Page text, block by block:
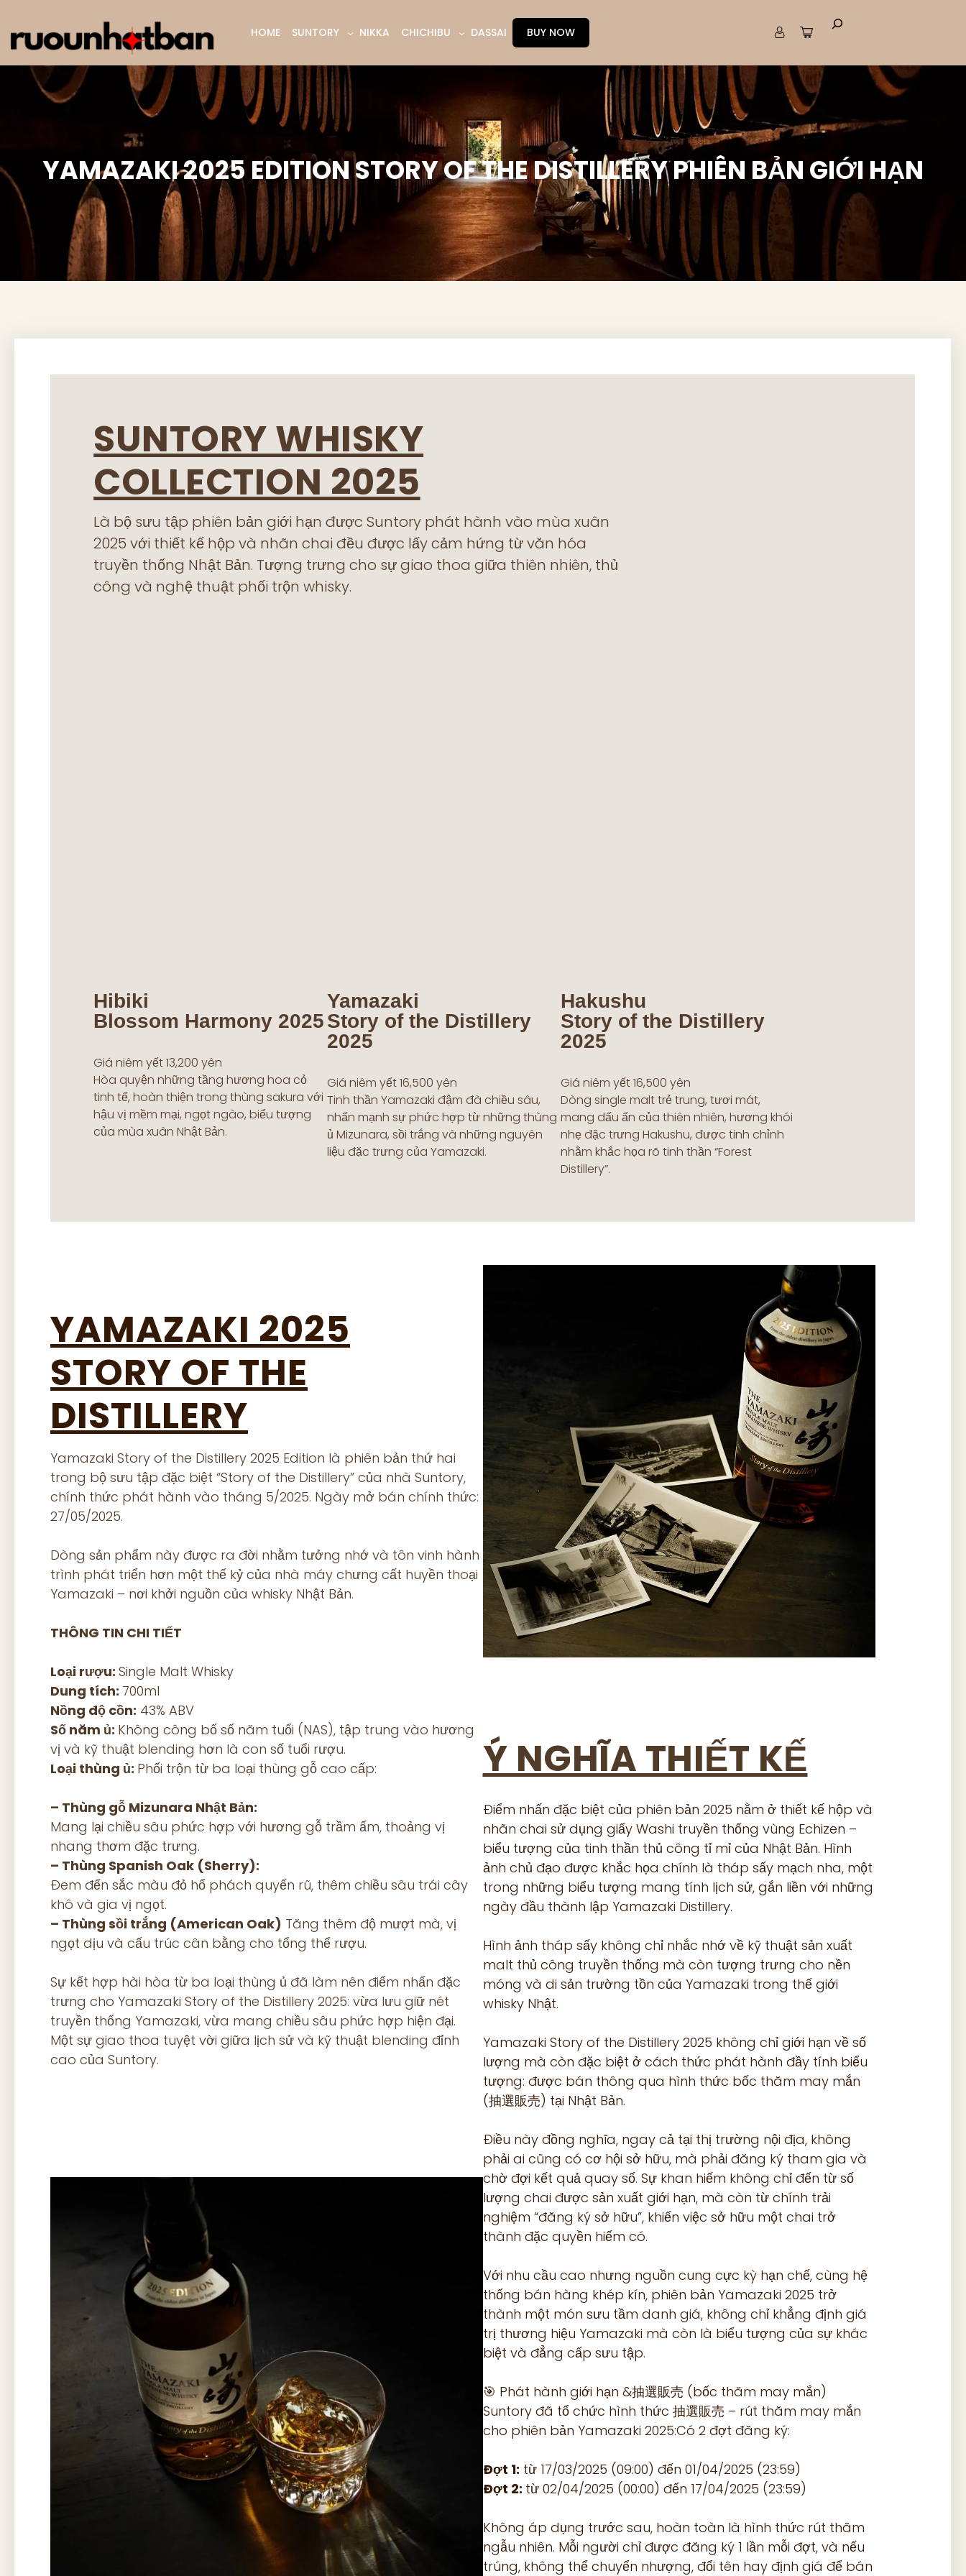
HOME SUNTORY NIKKA CHICHIBU DASSAI BUY NOW
YAMAZAKI 2025 EDITION STORY OF THE DISTILLERY PHIÊN BẢN GIỚI HẠN
SUNTORY WHISKY
COLLECTION 2025
Là bộ sưu tập phiên bản giới hạn được Suntory phát hành vào mùa xuân
2025 với thiết kế hộp và nhãn chai đều được lấy cảm hứng từ văn hóa
truyền thống Nhật Bản. Tượng trưng cho sự giao thoa giữa thiên nhiên, thủ
công và nghệ thuật phối trộn whisky.
Hibiki
Blossom Harmony 2025
Giá niêm yết 13,200 yên
Hòa quyện những tầng hương hoa cỏ
tinh tế, hoàn thiện trong thùng sakura với
hậu vị mềm mại, ngọt ngào, biểu tượng
của mùa xuân Nhật Bản.
Yamazaki
Story of the Distillery
2025
Giá niêm yết 16,500 yên
Tinh thần Yamazaki đậm đà chiều sâu,
nhấn mạnh sự phức hợp từ những thùng
ủ Mizunara, sồi trắng và những nguyên
liệu đặc trưng của Yamazaki.
Hakushu
Story of the Distillery
2025
Giá niêm yết 16,500 yên
Dòng single malt trẻ trung, tươi mát,
mang dấu ấn của thiên nhiên, hương khói
nhẹ đặc trưng Hakushu, được tinh chỉnh
nhằm khắc họa rõ tinh thần “Forest
Distillery”.
YAMAZAKI 2025
STORY OF THE
DISTILLERY
Yamazaki Story of the Distillery 2025 Edition là phiên bản thứ hai
trong bộ sưu tập đặc biệt “Story of the Distillery” của nhà Suntory,
chính thức phát hành vào tháng 5/2025. Ngày mở bán chính thức:
27/05/2025.
Dòng sản phẩm này được ra đời nhằm tưởng nhớ và tôn vinh hành
trình phát triển hơn một thế kỷ của nhà máy chưng cất huyền thoại
Yamazaki – nơi khởi nguồn của whisky Nhật Bản.
THÔNG TIN CHI TIẾT
Loại rượu: Single Malt Whisky
Dung tích: 700ml
Nồng độ cồn: 43% ABV
Số năm ủ: Không công bố số năm tuổi (NAS), tập trung vào hương
vị và kỹ thuật blending hơn là con số tuổi rượu.
Loại thùng ủ: Phối trộn từ ba loại thùng gỗ cao cấp:
– Thùng gỗ Mizunara Nhật Bản:
Mang lại chiều sâu phức hợp với hương gỗ trầm ấm, thoảng vị
nhang thơm đặc trưng.
– Thùng Spanish Oak (Sherry):
Đem đến sắc màu đỏ hổ phách quyến rũ, thêm chiều sâu trái cây
khô và gia vị ngọt.
– Thùng sồi trắng (American Oak) Tăng thêm độ mượt mà, vị
ngọt dịu và cấu trúc cân bằng cho tổng thể rượu.
Sự kết hợp hài hòa từ ba loại thùng ủ đã làm nên điểm nhấn đặc
trưng cho Yamazaki Story of the Distillery 2025: vừa lưu giữ nét
truyền thống Yamazaki, vừa mang chiều sâu phức hợp hiện đại.
Một sự giao thoa tuyệt vời giữa lịch sử và kỹ thuật blending đỉnh
cao của Suntory.
Ý NGHĨA THIẾT KẾ
Điểm nhấn đặc biệt của phiên bản 2025 nằm ở thiết kế hộp và
nhãn chai sử dụng giấy Washi truyền thống vùng Echizen –
biểu tượng của tinh thần thủ công tỉ mỉ của Nhật Bản. Hình
ảnh chủ đạo được khắc họa chính là tháp sấy mạch nha, một
trong những biểu tượng mang tính lịch sử, gắn liền với những
ngày đầu thành lập Yamazaki Distillery.
Hình ảnh tháp sấy không chỉ nhắc nhớ về kỹ thuật sản xuất
malt thủ công truyền thống mà còn tượng trưng cho nền
móng và di sản trường tồn của Yamazaki trong thế giới
whisky Nhật.
Yamazaki Story of the Distillery 2025 không chỉ giới hạn về số
lượng mà còn đặc biệt ở cách thức phát hành đầy tính biểu
tượng: được bán thông qua hình thức bốc thăm may mắn
(抽選販売) tại Nhật Bản.
Điều này đồng nghĩa, ngay cả tại thị trường nội địa, không
phải ai cũng có cơ hội sở hữu, mà phải đăng ký tham gia và
chờ đợi kết quả quay số. Sự khan hiếm không chỉ đến từ số
lượng chai được sản xuất giới hạn, mà còn từ chính trải
nghiệm “đăng ký sở hữu”, khiến việc sở hữu một chai trở
thành đặc quyền hiếm có.
Với nhu cầu cao nhưng nguồn cung cực kỳ hạn chế, cùng hệ
thống bán hàng khép kín, phiên bản Yamazaki 2025 trở
thành một món sưu tầm danh giá, không chỉ khẳng định giá
trị thương hiệu Yamazaki mà còn là biểu tượng của sự khác
biệt và đẳng cấp sưu tập.
🎯 Phát hành giới hạn &抽選販売 (bốc thăm may mắn)
Suntory đã tổ chức hình thức 抽選販売 – rút thăm may mắn
cho phiên bản Yamazaki 2025:Có 2 đợt đăng ký:
Đợt 1: từ 17/03/2025 (09:00) đến 01/04/2025 (23:59)
Đợt 2: từ 02/04/2025 (00:00) đến 17/04/2025 (23:59)
Không áp dụng trước sau, hoàn toàn là hình thức rút thăm
ngẫu nhiên. Mỗi người chỉ được đăng ký 1 lần mỗi đợt, và nếu
trúng, không thể chuyển nhượng, đổi tên hay định giá để bán